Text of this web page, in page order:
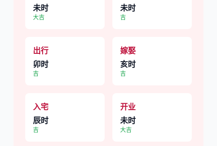
未时
大吉
未时
吉
出行
卯时
吉
嫁娶
亥时
吉
入宅
辰时
吉
开业
未时
大吉